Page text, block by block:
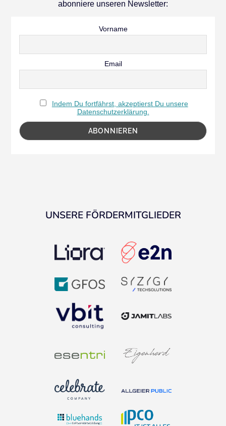
abonniere unseren Newsletter:
Vorname
Email
Indem Du fortfährst, akzeptierst Du unsere
Datenschutzerklärung.
UNSERE FÖRDERMITGLIEDER